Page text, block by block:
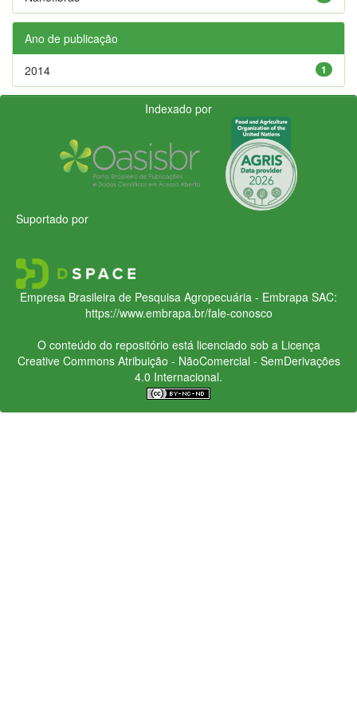
Ano de publicação
1
2014
Indexado por
Suportado por
Empresa Brasileira de Pesquisa Agropecuária - Embrapa SAC:
https://www.embrapa.br/fale-conosco
O conteúdo do repositório está licenciado sob a Licença
Creative CommonsAtribuição - NãoComercial - SemDerivações
4.0 Internacional.